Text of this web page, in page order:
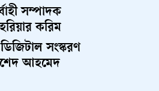
সম্পাদক
করিম
ডিজিটাল সংস্করণ
আহমেদ